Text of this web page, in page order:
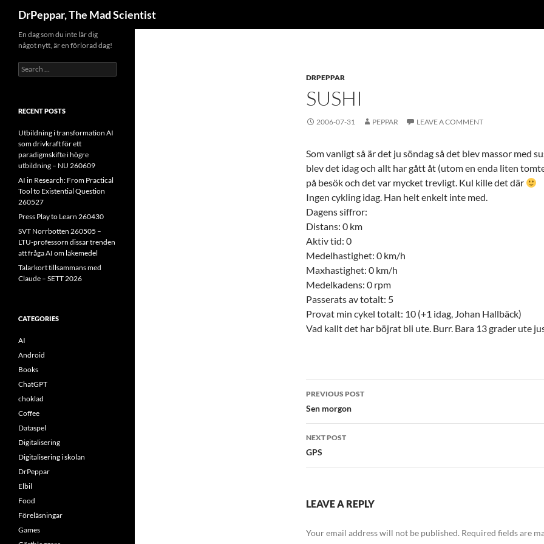
content
DrPeppar, The Mad Scientist
DRPEPPAR
SUSHI
2006-07-31 PEPPAR LEAVE A COMMENT
Som vanligt så är det ju söndag så det blev massor med
blev det idag och allt har gått åt (utom en enda liten
på besök och det var mycket trevligt. Kul kille det där
Ingen cykling idag. Han helt enkelt inte med.
Dagens siffror:
Distans: 0 km
Aktiv tid: 0
Medelhastighet: 0 km/h
Maxhastighet: 0 km/h
Medelkadens: 0 rpm
Passerats av totalt: 5
Provat min cykel totalt: 10 (+1 idag, Johan Hallbäck)
Vad kallt det har böjrat bli ute. Burr. Bara 13 grader ute
Post
navigation
PREVIOUS POST
Sen morgon
NEXT POST
GPS
LEAVE A REPLY
Your email address will not be published. Required fields are
En dag som du inte lär dig
något nytt, är en förlorad dag!
Search
for:
RECENT POSTS
Utbildning i transformation AI
som drivkraft för ett
paradigmskifte i högre
utbildning – NU 260609
AI in Research: From Practical
Tool to Existential Question
260527
Press Play to Learn 260430
SVT Norrbotten 260505 –
LTU-professorn dissar trenden
att fråga AI om läkemedel
Talarkort tillsammans med
Claude – SETT 2026
CATEGORIES
AI
Android
Books
ChatGPT
choklad
Coffee
Dataspel
Digitalisering
Digitalisering i skolan
DrPeppar
Elbil
Food
Föreläsningar
Games